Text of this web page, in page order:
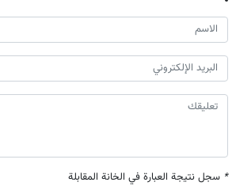
* سجل نتيجة العبارة في الخانة المقابلة